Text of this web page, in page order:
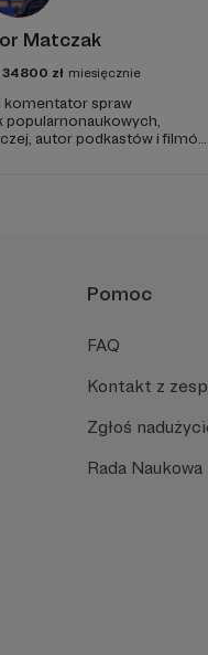
Matczak
34800 zł miesięcznie
komentator spraw
popularnonaukowych,
autor podkastów i filmów
Pomoc
FAQ
Kontakt z
Zgłoś
Rada Naukowa